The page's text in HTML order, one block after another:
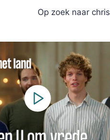
Op zoek naar